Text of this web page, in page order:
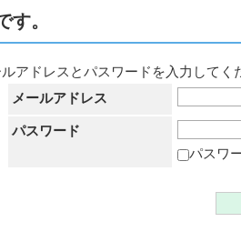
す。
アドレスとパスワードを入力してく
メールアドレス
パスワード
パスワ